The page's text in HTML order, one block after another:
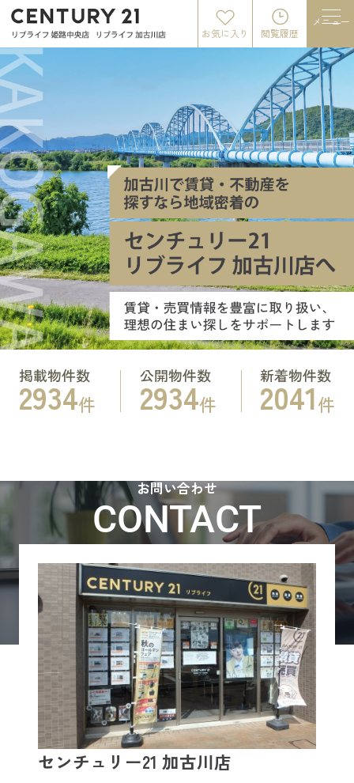
お気に入り 閲覧履歴
メニュー
掲載物件数
2934件
公開物件数
2934件
新着物件数
2041件
お問い合わせ
CONTACT
センチュリー21 加古川店